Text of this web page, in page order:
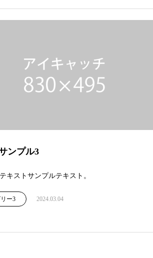
ンプル3
キストサンプルテキスト。
ー3 2024.03.04